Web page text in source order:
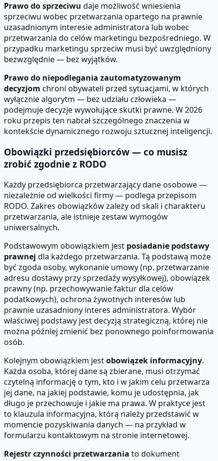
Prawo do sprzeciwu daje możliwość wniesienia
sprzeciwu wobec przetwarzania opartego na prawnie
uzasadnionym interesie administratora lub wobec
przetwarzania do celów marketingu bezpośredniego. W
przypadku marketingu sprzeciw musi być uwzględniony
bezwzględnie — bez wyjątków.
Prawo do niepodlegania zautomatyzowanym
decyzjom chroni obywateli przed sytuacjami, w których
wyłącznie algorytm — bez udziału człowieka —
podejmuje decyzje wywołujące skutki prawne. W 2026
roku przepis ten nabrał szczególnego znaczenia w
kontekście dynamicznego rozwoju sztucznej inteligencji.
Obowiązki przedsiębiorców — co musisz
zrobić zgodnie z RODO
Każdy przedsiębiorca przetwarzający dane osobowe —
niezależnie od wielkości firmy — podlega przepisom
RODO. Zakres obowiązków zależy od skali i charakteru
przetwarzania, ale istnieje zestaw wymogów
uniwersalnych.
Podstawowym obowiązkiem jest posiadanie podstawy
prawnej dla każdego przetwarzania. Tą podstawą może
być zgoda osoby, wykonanie umowy (np. przetwarzanie
adresu dostawy przy sprzedaży wysyłkowej), obowiązek
prawny (np. przechowywanie faktur dla celów
podatkowych), ochrona żywotnych interesów lub
prawnie uzasadniony interes administratora. Wybór
właściwej podstawy jest decyzją strategiczną, której nie
można później zmienić bez ponownego poinformowania
osób.
Kolejnym obowiązkiem jestobowiązek informacyjny.
Każda osoba, której dane są zbierane, musi otrzymać
czytelną informację o tym, kto i w jakim celu przetwarza
jej dane, na jakiej podstawie, komu je udostępnia, jak
długo je przechowuje i jakie ma prawa. W praktyce jest
to klauzula informacyjna, którą należy przedstawić w
momencie pozyskiwania danych — na przykład w
formularzu kontaktowym na stronie internetowej.
Rejestr czynności przetwarzania to dokument